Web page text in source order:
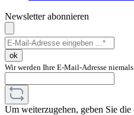
Newsletter abonnieren
ok
Wir werden Ihre E-Mail-Adresse
Um weiterzugehen, geben Sie